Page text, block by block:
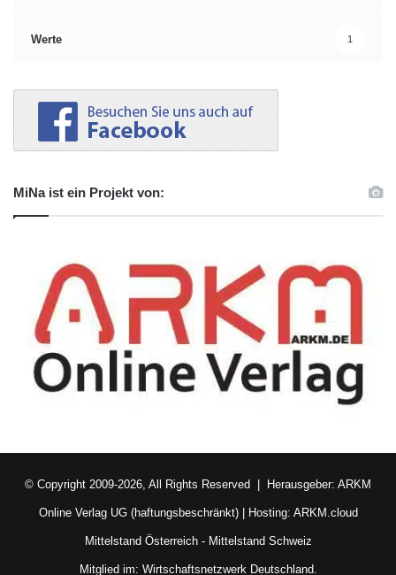
Werte 1
MiNa ist ein Projekt von:
© Copyright 2009-2026, All Rights Reserved | Herausgeber: ARKM
Online Verlag UG (haftungsbeschränkt)| Hosting: ARKM.cloud
Mittelstand Österreich- Mittelstand Schweiz
Mitglied im: Wirtschaftsnetzwerk Deutschland.